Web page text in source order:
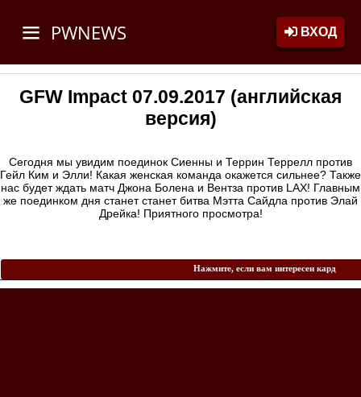
PWNEWS ВХОД
GFW Impact 07.09.2017 (английская
версия)
Сегодня мы увидим поединок Сиенны и Террин Террелл против
Гейл Ким и Элли! Какая женская команда окажется сильнее? Также
нас будет ждать матч Джона Болена и Вентза против LAX! Главным
же поединком дня станет станет битва Мэтта Сайдла против Элай
Дрейка! Приятного просмотра!
Нажмите, если вам интересен кард